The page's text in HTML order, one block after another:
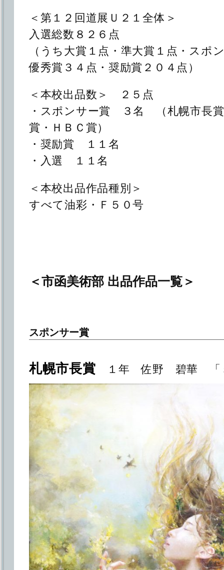
＜第１２回道展Ｕ２１全体＞
入選総数８２６点
（うち大賞１点・準大賞１点・スポ
優秀賞３４点・奨励賞２０４点）
＜本校出品数＞ ２５点
・スポンサー賞 ３名 （札幌市長
賞・ＨＢＣ賞）
・奨励賞 １１名
・入選 １１名
＜本校出品作品種別＞
すべて油彩・Ｆ５０号
＜市函美術部 出品作品一覧＞
スポンサー賞
札幌市長賞 １年 佐野 碧華 「